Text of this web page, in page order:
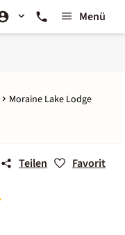
Menü
Moraine Lake Lodge
Teilen Favorit